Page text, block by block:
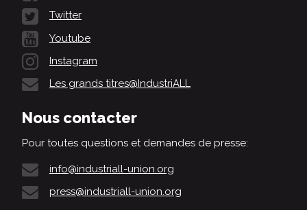
Twitter
Youtube
Instagram
Les grands titres@IndustriALL
Nous contacter
Pour toutes questions et demandes de presse:
info@industriall-union.org
press@industriall-union.org